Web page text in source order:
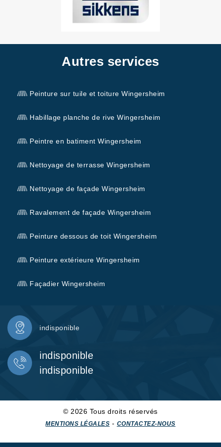
Autres services
Peinture sur tuile et toiture Wingersheim
Habillage planche de rive Wingersheim
Peintre en batiment Wingersheim
Nettoyage de terrasse Wingersheim
Nettoyage de façade Wingersheim
Ravalement de façade Wingersheim
Peinture dessous de toit Wingersheim
Peinture extérieure Wingersheim
Façadier Wingersheim
indisponible
indisponible
indisponible
© 2026 Tous droits réservés
MENTIONS LÉGALES - CONTACTEZ-NOUS